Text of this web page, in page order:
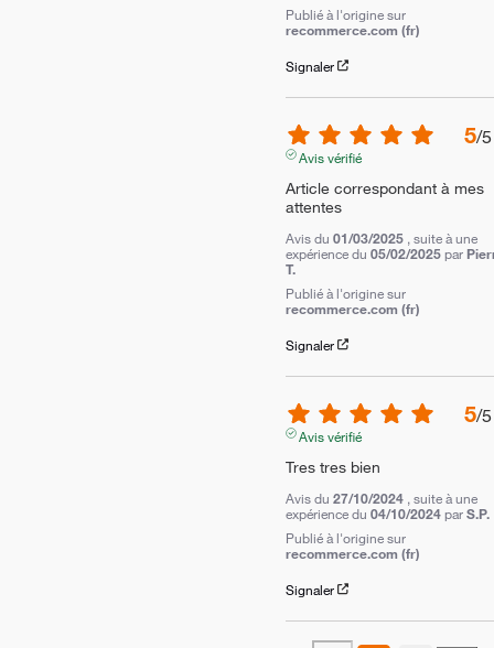
Publié à l'origine sur
recommerce.com (fr)
Signaler
5/5
Avis vérifié
Article correspondant à mes
attentes
Avis du 01/03/2025 , suite à une
expérience du 05/02/2025 par
T.
Publié à l'origine sur
recommerce.com (fr)
Signaler
5/5
Avis vérifié
Tres tres bien
Avis du 27/10/2024 , suite à une
expérience du 04/10/2024 parS.P.
Publié à l'origine sur
recommerce.com (fr)
Signaler